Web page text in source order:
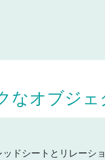
なオブジェ
ドシートとリレーシ